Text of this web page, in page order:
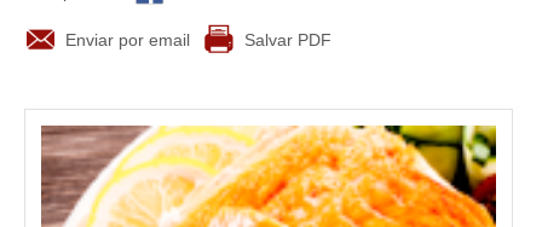
Enviar por email Salvar PDF